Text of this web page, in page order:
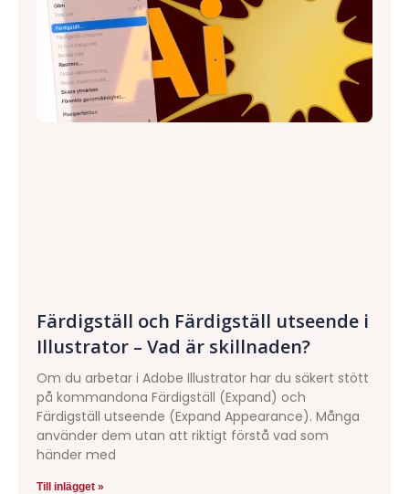
Färdigställ och Färdigställ utseende i
Illustrator – Vad är skillnaden?
Om du arbetar i Adobe Illustrator har du säkert stött
på kommandona Färdigställ (Expand) och
Färdigställ utseende (Expand Appearance). Många
använder dem utan att riktigt förstå vad som
händer med
Till inlägget »